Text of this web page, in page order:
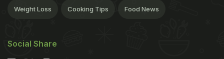
Weight Loss Cooking Tips Food News
Social Share